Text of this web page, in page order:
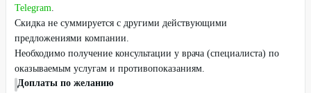
Telegram.
Скидка не суммируется с другими действующими
предложениями компании.
Необходимо получение консультации у врача (специалиста) по
оказываемым услугам и противопоказаниям.
Доплаты по желанию